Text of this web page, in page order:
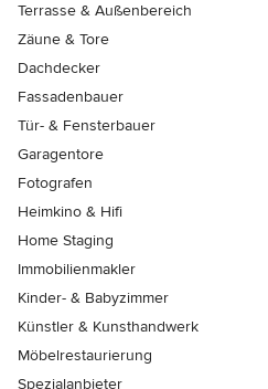
Terrasse & Außenbereich
Zäune & Tore
Dachdecker
Fassadenbauer
Tür- & Fensterbauer
Garagentore
Fotografen
Heimkino & Hifi
Home Staging
Immobilienmakler
Kinder- & Babyzimmer
Künstler & Kunsthandwerk
Möbelrestaurierung
Spezialanbieter